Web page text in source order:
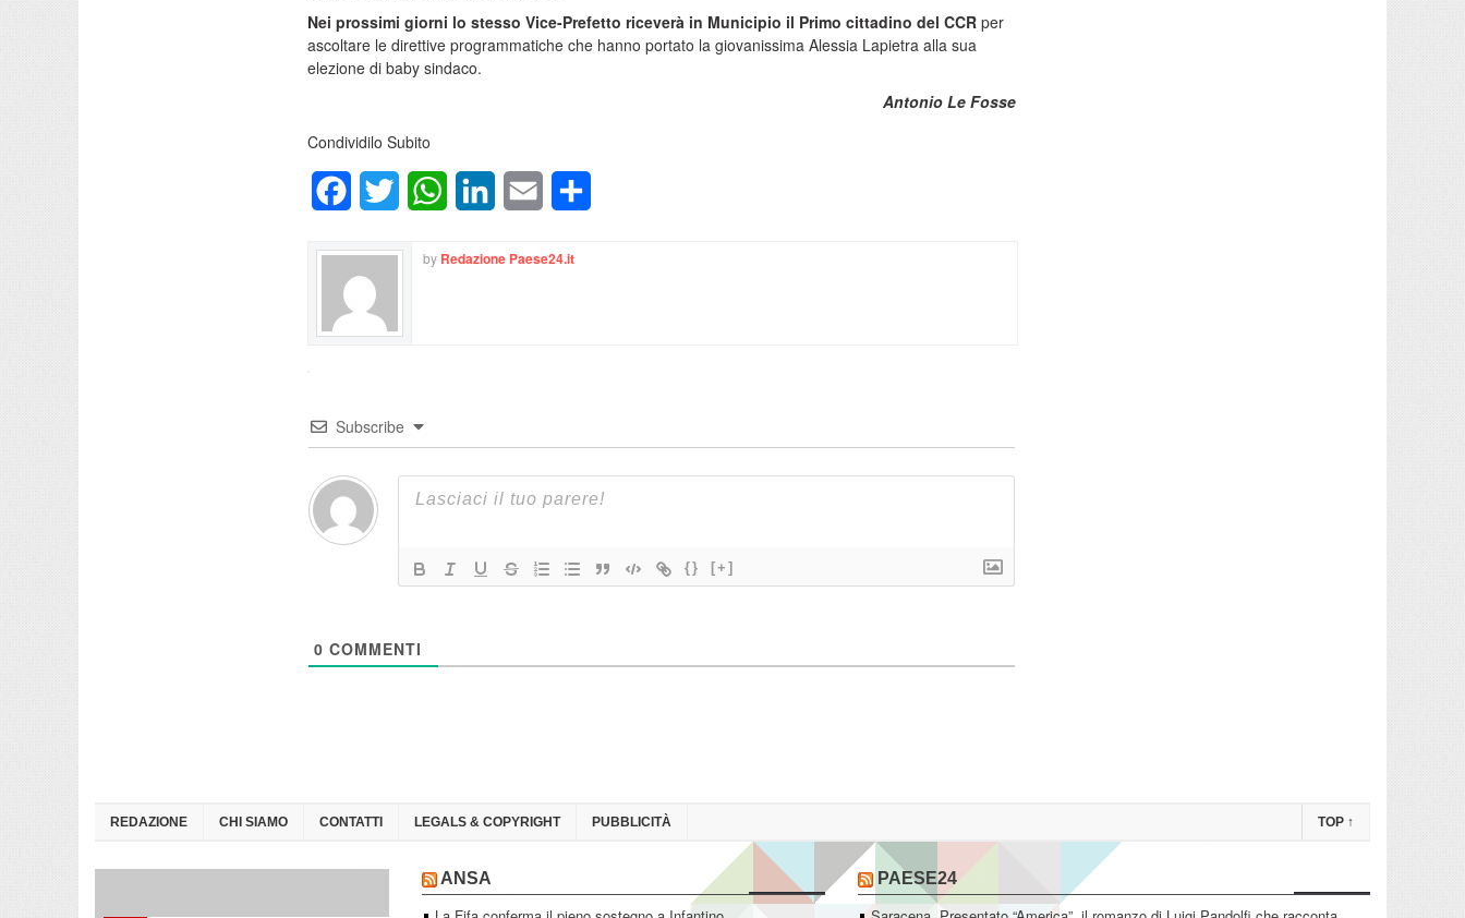
Nei prossimi giorni lo stesso Vice-Prefetto riceverà in Municipio il Primo cittadino del CCR per
ascoltare le direttive programmatiche che hanno portato la giovanissima Alessia Lapietra alla sua
elezione di baby sindaco.
Antonio Le Fosse
Condividilo Subito
FacebookTwitter WhatsAppLinkedInEmail
by Redazione Paese24.it
Subscribe
{} [+]
0 COMMENTI
REDAZIONE CHI SIAMO CONTATTI LEGALS & COPYRIGHT PUBBLICITÀ TOP ↑
ANSA PAESE24